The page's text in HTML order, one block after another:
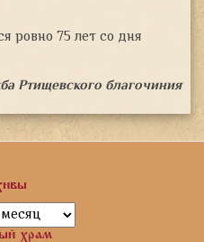
ровно 75 лет со дня
Ртищевского благочиния
храм